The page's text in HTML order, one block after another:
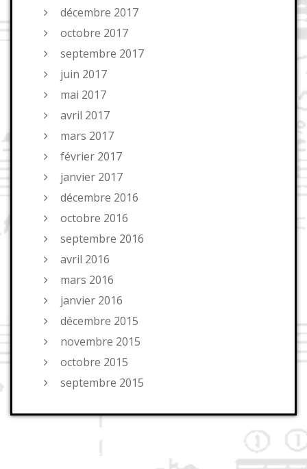
décembre 2017
octobre 2017
septembre 2017
juin 2017
mai 2017
avril 2017
mars 2017
février 2017
janvier 2017
décembre 2016
octobre 2016
septembre 2016
avril 2016
mars 2016
janvier 2016
décembre 2015
novembre 2015
octobre 2015
septembre 2015